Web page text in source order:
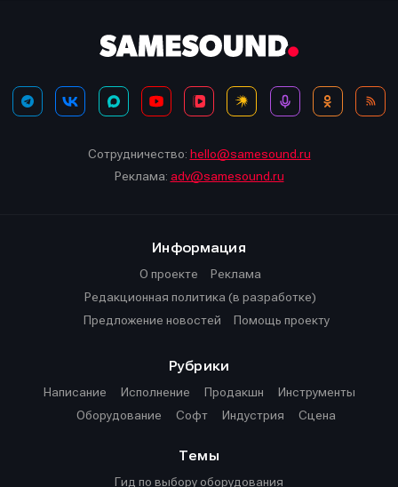
Сотрудничество: hello@samesound.ru
Реклама: adv@samesound.ru
Информация
О проекте
Реклама
Редакционная политика (в разработке)
Предложение новостей
Помощь проекту
Рубрики
Написание
Исполнение Продакшн
Инструменты
Оборудование
Софт Индустрия Сцена
Темы
Гид по выбору оборудования